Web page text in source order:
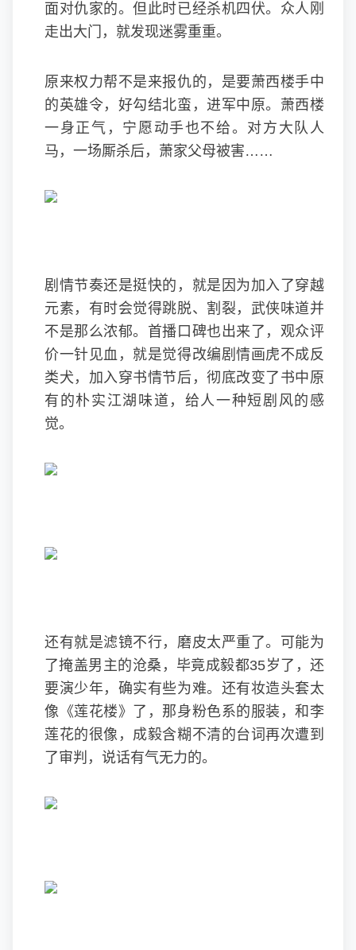
面对仇家的。但此时已经杀机四伏。众人刚
走出大门，就发现迷雾重重。
原来权力帮不是来报仇的，是要萧西楼手中
的英雄令，好勾结北蛮，进军中原。萧西楼
一身正气，宁愿动手也不给。对方大队人
马，一场厮杀后，萧家父母被害……
剧情节奏还是挺快的，就是因为加入了穿越
元素，有时会觉得跳脱、割裂，武侠味道并
不是那么浓郁。首播口碑也出来了，观众评
价一针见血，就是觉得改编剧情画虎不成反
类犬，加入穿书情节后，彻底改变了书中原
有的朴实江湖味道，给人一种短剧风的感
觉。
还有就是滤镜不行，磨皮太严重了。可能为
了掩盖男主的沧桑，毕竟成毅都35岁了，还
要演少年，确实有些为难。还有妆造头套太
像《莲花楼》了，那身粉色系的服装，和李
莲花的很像，成毅含糊不清的台词再次遭到
了审判，说话有气无力的。